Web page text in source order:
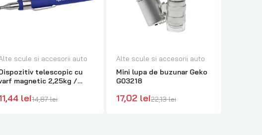
scule si accesorii auto
telescopic cu
magnetic 2,25kg /
lei14,87 lei
Alte scule si accesorii auto
Mini lupa de buzunar Geko
G03218
17,02 lei22,13 lei